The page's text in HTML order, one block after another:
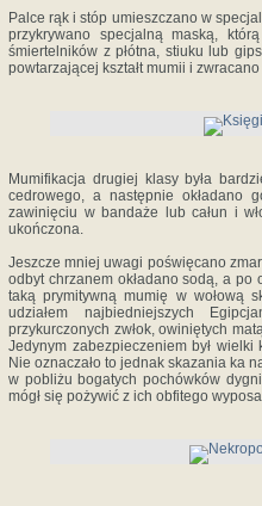
Palce rąk i stóp umieszczano w
przykrywano specjalną maską,
śmiertelników z płótna, stiuku lub
powtarzającej kształt mumii i
Mumifikacja drugiej klasy była
cedrowego, a następnie okładano
zawinięciu w bandaże lub całun i
ukończona.
Jeszcze mniej uwagi poświęcano
odbyt chrzanem okładano sodą, a po
taką prymitywną mumię w wołową
udziałem najbiedniejszych
przykurczonych zwłok, owiniętych
Jedynym zabezpieczeniem był
Nie oznaczało to jednak skazania ka
w pobliżu bogatych pochówków
mógł się pożywić z ich obfitego